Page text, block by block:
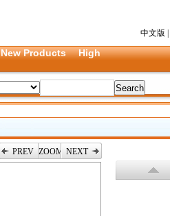
中文版
New Products
High
PREV ZOOM NEXT